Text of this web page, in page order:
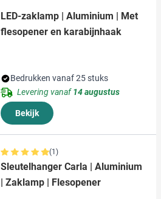
LED-zaklamp | Aluminium | Met
flesopener en karabijnhaak
Bedrukken vanaf 25 stuks
Levering vanaf14 augustus
Bekijk
(1)
Sleutelhanger Carla | Aluminium
| Zaklamp | Flesopener